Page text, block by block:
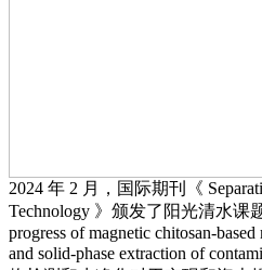
2024 年 2 月，国际期刊《
Technology 》颁发了阳光清水课
progress of magnetic chitosan-
and solid-phase extraction of